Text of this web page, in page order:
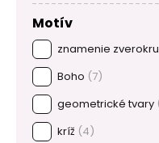
Motív
znamenie
Boho (7)
geometrické tvary
kríž (4)